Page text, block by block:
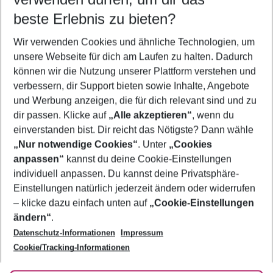
5-8 Nächte
2 Erwachsene Keine Kinder
Mehr Filter anzeigen
Footer
Footer navigation
Über uns
AGB
Bestpreisgarantie
Cookie-Einstellungen ändern
Cookie-Richtlinie
Agenturbetreuung
Barrierefreies Reisen
Folge uns
beste Erlebnis zu bieten?
Wir verwenden Cookies und ähnliche Technologien, um
unsere Webseite für dich am Laufen zu halten. Dadurch
können wir die Nutzung unserer Plattform verstehen und
verbessern, dir Support bieten sowie Inhalte, Angebote
und Werbung anzeigen, die für dich relevant sind und zu
dir passen. Klicke auf „Alle akzeptieren“, wenn du
einverstanden bist. Dir reicht das Nötigste? Dann wähle
„Nur notwendige Cookies“. Unter „Cookies
anpassen“ kannst du deine Cookie-Einstellungen
individuell anpassen. Du kannst deine Privatsphäre-
Einstellungen natürlich jederzeit ändern oder widerrufen
– klicke dazu einfach unten auf „Cookie-Einstellungen
ändern“.
Datenschutz-Informationen
Impressum
Cookie/Tracking-Informationen